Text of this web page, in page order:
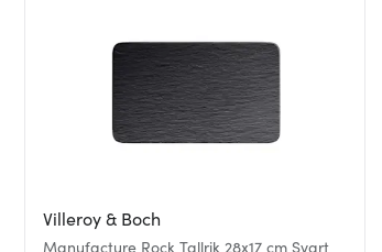
Villeroy & Boch
Manufacture Rock Tallrik 28x17 cm Svart